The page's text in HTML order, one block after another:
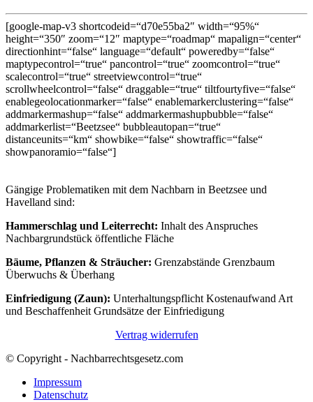
[google-map-v3 shortcodeid=“d70e55ba2″ width=“95%“
height=“350″ zoom=“12″ maptype=“roadmap“ mapalign=“center“
directionhint=“false“ language=“default“ poweredby=“false“
maptypecontrol=“true“ pancontrol=“true“ zoomcontrol=“true“
scalecontrol=“true“ streetviewcontrol=“true“
scrollwheelcontrol=“false“ draggable=“true“ tiltfourtyfive=“false“
enablegeolocationmarker=“false“ enablemarkerclustering=“false“
addmarkermashup=“false“ addmarkermashupbubble=“false“
addmarkerlist=“Beetzsee“ bubbleautopan=“true“
distanceunits=“km“ showbike=“false“ showtraffic=“false“
showpanoramio=“false“]
Gängige Problematiken mit dem Nachbarn in Beetzsee und
Havelland sind:
Hammerschlag und Leiterrecht: Inhalt des Anspruches
Nachbargrundstück öffentliche Fläche
Bäume, Pflanzen & Sträucher: Grenzabstände Grenzbaum
Überwuchs & Überhang
Einfriedigung (Zaun): Unterhaltungspflicht Kostenaufwand Art
und Beschaffenheit Grundsätze der Einfriedigung
Vertrag widerrufen
© Copyright - Nachbarrechtsgesetz.com
Impressum
Datenschutz